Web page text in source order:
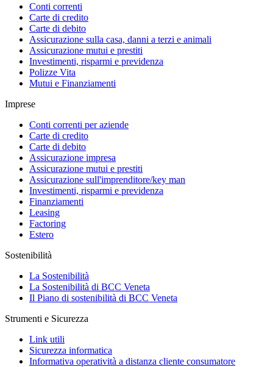
Conti correnti
Carte di credito
Carte di debito
Assicurazione sulla casa, danni a terzi e animali
Assicurazione mutui e prestiti
Investimenti, risparmi e previdenza
Polizze Vita
Mutui e Finanziamenti
Imprese
Conti correnti per aziende
Carte di credito
Carte di debito
Assicurazione impresa
Assicurazione mutui e prestiti
Assicurazione sull'imprenditore/key man
Investimenti, risparmi e previdenza
Finanziamenti
Leasing
Factoring
Estero
Sostenibilità
La Sostenibilità
La Sostenibilità di BCC Veneta
Il Piano di sostenibilità di BCC Veneta
Strumenti e Sicurezza
Link utili
Sicurezza informatica
Informativa operatività a distanza cliente consumatore